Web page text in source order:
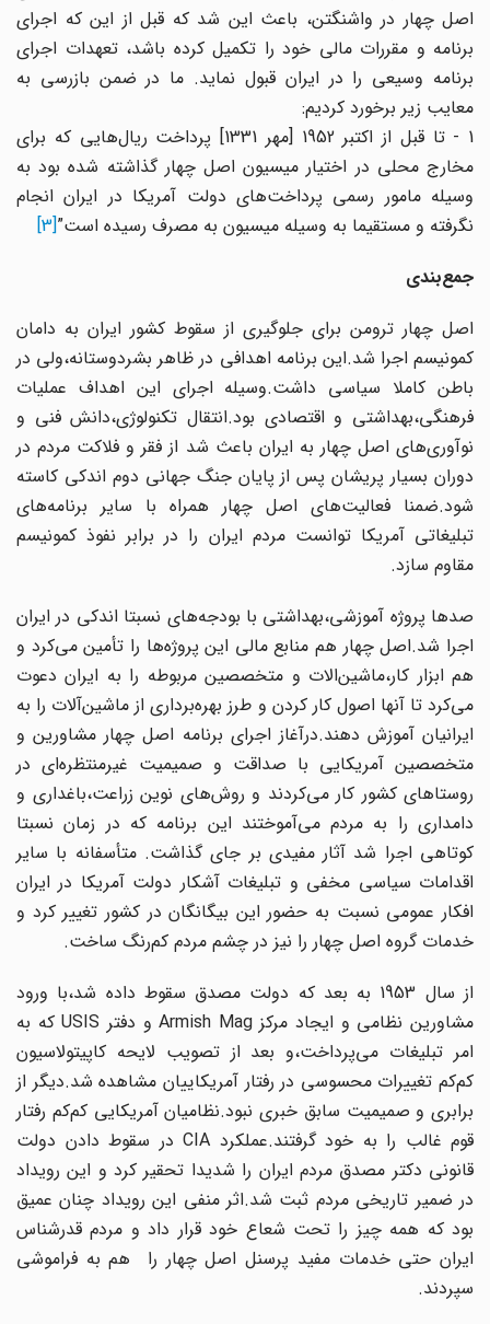
اصل چهار در واشنگتن، باعث این شد که قبل از این که اجرای
برنامه و مقررات مالی خود را تکمیل کرده باشد، تعهدات اجرای
برنامه وسیعی را در ایران قبول نماید. ما در ضمن بازرسی به
معایب زیر برخورد کردیم:
1 - تا قبل از اکتبر 1952 [مهر 1331] پرداخت ریال‌هایی که برای
مخارج محلی در اختیار میسیون اصل چهار گذاشته شده بود به
وسیله مامور رسمی پرداخت‌های دولت آمریکا در ایران انجام
نگرفته و مستقیما به وسیله میسیون به مصرف رسیده است”[3]
جمع‌بندی
اصل چهار ترومن برای جلوگیری از سقوط کشور ایران به دامان
کمونیسم اجرا شد.این برنامه‌ اهدافی در ظاهر بشردوستانه،ولی در
باطن کاملا سیاسی داشت.وسیله اجرای این اهداف عملیات‌
فرهنگی،بهداشتی و اقتصادی بود.انتقال‌ تکنولوژی،دانش فنی و
نوآوری‌های اصل چهار به‌ ایران باعث شد از فقر و فلاکت مردم در
دوران‌ بسیار پریشان پس از پایان جنگ جهانی دوم‌ اندکی کاسته
شود.ضمنا فعالیت‌های اصل چهار همراه با سایر برنامه‌های
تبلیغاتی آمریکا توانست‌ مردم ایران را در برابر نفوذ کمونیسم
مقاوم سازد.
صدها پروژه آموزشی،بهداشتی با بودجه‌های‌ نسبتا اندکی در ایران
اجرا شد.اصل چهار هم‌ منابع مالی این پروژه‌ها را تأمین می‌کرد و
هم ابزار کار،ماشین‌الات و متخصصین مربوطه را به ایران‌ دعوت
می‌کرد تا آنها اصول کار کردن و طرز بهره‌برداری از ماشین‌آلات را به
ایرانیان آموزش‌ دهند.درآغاز اجرای برنامه اصل چهار مشاورین و
متخصصین آمریکایی با صداقت و صمیمیت‌ غیرمنتظره‌ای در
روستاهای کشور کار می‌کردند و روش‌های نوین زراعت،باغداری و
دامداری را به‌ مردم می‌آموختند این برنامه که در زمان نسبتا
کوتاهی اجرا شد آثار مفیدی بر جای گذاشت. متأسفانه با سایر
اقدامات سیاسی مخفی و تبلیغات‌ آشکار دولت آمریکا در ایران
افکار عمومی نسبت‌ به حضور این بیگانگان در کشور تغییر کرد و
خدمات گروه اصل چهار را نیز در چشم مردم‌ کم‌رنگ ساخت.
از سال 1953 به بعد که دولت مصدق سقوط داده شد،با ورود
مشاورین نظامی و ایجاد مرکز Armish Mag و دفتر USIS که به
امر تبلیغات‌ می‌پرداخت،و بعد از تصویب لایحه کاپیتولاسیون‌
کم‌کم تغییرات محسوسی در رفتار آمریکاییان‌ مشاهده شد.دیگر از
برابری و صمیمیت سابق‌ خبری نبود.نظامیان آمریکایی کم‌کم رفتار
قوم غالب را به خود گرفتند.عملکرد CIA در سقوط دادن دولت
قانونی دکتر مصدق مردم ایران‌ را شدیدا تحقیر کرد و این رویداد
در ضمیر تاریخی مردم ثبت شد.اثر منفی این رویداد چنان عمیق
بود که همه چیز را تحت شعاع‌ خود قرار داد و مردم قدرشناس
ایران حتی‌ خدمات مفید پرسنل اصل چهار را هم به فراموشی‌
سپردند.